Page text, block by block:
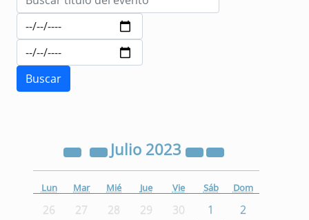
Julio 2023
Lun Mar Mié Jue Vie Sáb Dom
26 27 28 29 30 1
2